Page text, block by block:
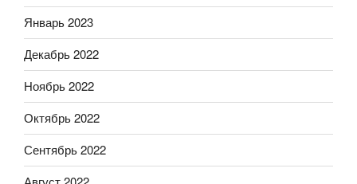
Январь 2023
Декабрь 2022
Ноябрь 2022
Октябрь 2022
Сентябрь 2022